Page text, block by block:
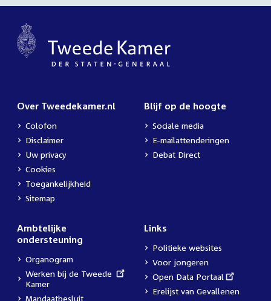
Over Tweedekamer.nl
Colofon
Disclaimer
Uw privacy
Cookies
Toegankelijkheid
Sitemap
Blijf op de hoogte
Sociale media
E-mailattenderingen
Debat Direct
Ambtelijke
ondersteuning
Organogram
External
link:
Werken bij de Tweede
Kamer
Mandaatbesluit
Links
Politieke websites
Voor jongeren
External
link:
Open Data Portaal
Erelijst van Gevallenen